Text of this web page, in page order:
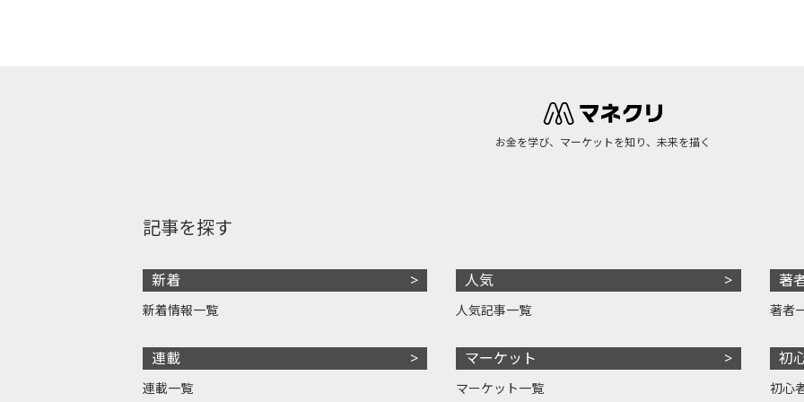
お金を学び、マーケットを知り、未来を描く
記事を探す
新着
新着情報一覧
連載
連載一覧
人気
人気記事一覧
マーケット
マーケット一覧
著
著者
初
初心